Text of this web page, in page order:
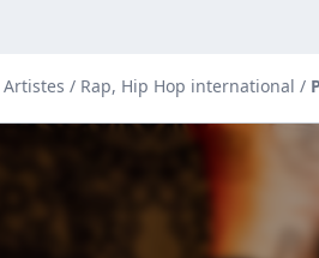
Artistes / Rap, Hip Hop international /